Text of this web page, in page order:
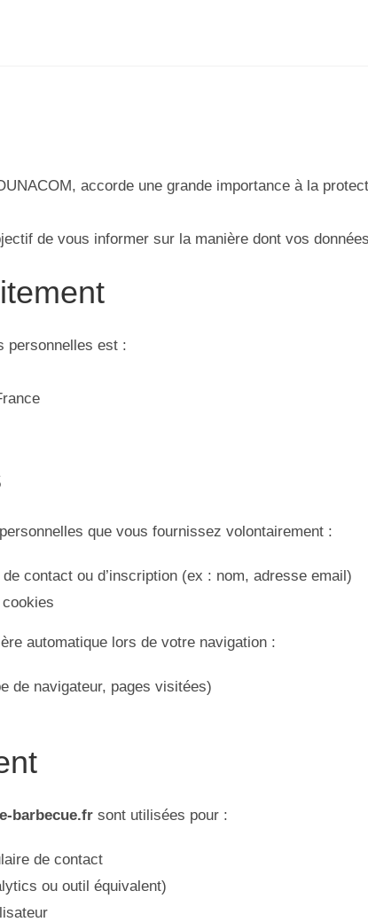
accorde une grande importance à la
de vous informer sur la manière dont vos
personnelles est :
que vous fournissez volontairement :
contact ou d’inscription (ex : nom, adresse email)
automatique lors de votre navigation :
de navigateur, pages visitées)
barbecue.fr sont utilisées pour :
de contact
ou outil équivalent)